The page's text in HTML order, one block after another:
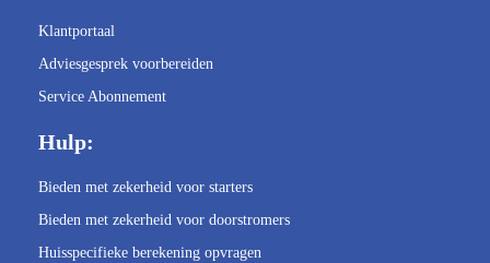
Klantportaal
Adviesgesprek voorbereiden
Service Abonnement
Hulp:
Bieden met zekerheid voor starters
Bieden met zekerheid voor doorstromers
Huisspecifieke berekening opvragen